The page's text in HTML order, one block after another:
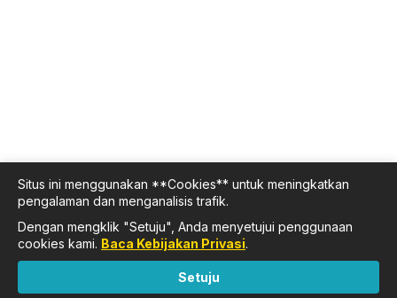
Situs ini menggunakan **Cookies** untuk meningkatkan
pengalaman dan menganalisis trafik.
Dengan mengklik "Setuju", Anda menyetujui penggunaan
cookies kami. Baca Kebijakan Privasi.
Setuju